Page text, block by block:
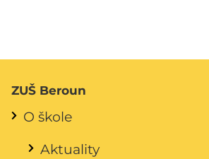
ZUŠ Beroun
O škole
Aktuality